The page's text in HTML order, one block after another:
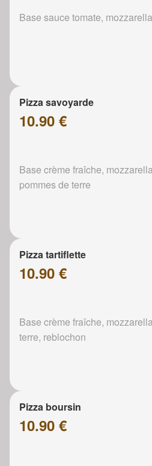
Base sauce tomate,
Pizza savoyarde
10.90 €
Base crème fraîche,
pommes de terre
Pizza tartiflette
10.90 €
Base crème fraîche,
terre, reblochon
Pizza boursin
10.90 €